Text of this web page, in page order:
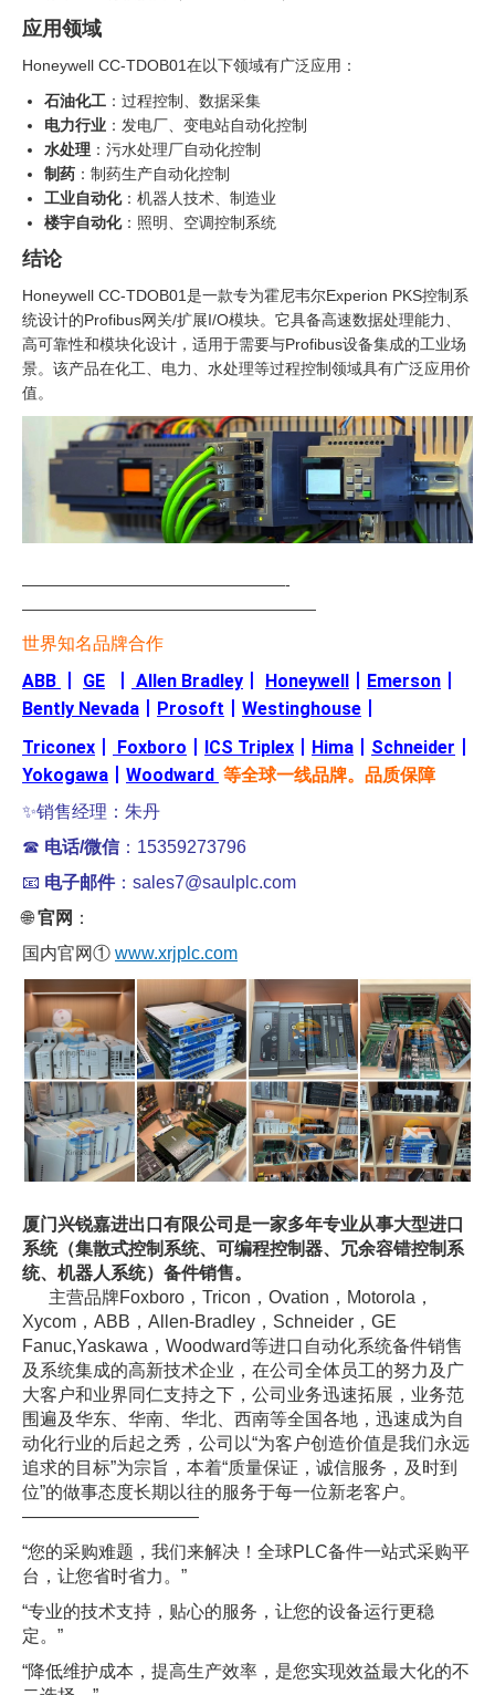
应用领域
Honeywell CC-TDOB01在以下领域有广泛应用：
石油化工 ：过程控制、数据采集
电力行业 ：发电厂、变电站自动化控制
水处理 ：污水处理厂自动化控制
制药 ：制药生产自动化控制
工业自动化：机器人技术、制造业
楼宇自动化：照明、空调控制系统
结论
Honeywell CC-TDOB01是一款专为霍尼韦尔Experion PKS控制系
统设计的Profibus网关/扩展I/O模块。它具备高速数据处理能力、
高可靠性和模块化设计，适用于需要与Profibus设备集成的工业场
景。该产品在化工、电力、水处理等过程控制领域具有广泛应用价
值。
—————————————————-
———————————————————
世界知名品牌合作
ABB GE Allen Bradley Honeywell Emerson
Bently Nevada
Prosoft Westinghouse
Triconex
Foxboro ICS Triplex Hima Schneider
Yokogawa
Woodward 等全球一线品牌。品质保障
✨销售经理：朱丹
☎ 电话/微信：15359273796
📧 电子邮件：sales7@saulplc.com
🌐官网 ：
国内官网① www.xrjplc.com
厦门兴锐嘉进出口有限公司是一家多年专业从事大型进口
系统（集散式控制系统、可编程控制器、冗余容错控制系
统、机器人系统）备件销售。
主营品牌Foxboro，Tricon，Ovation，Motorola，
Xycom，ABB，Allen-Bradley，Schneider，GE
Fanuc,Yaskawa，Woodward等进口自动化系统备件销售
及系统集成的高新技术企业，在公司全体员工的努力及广
大客户和业界同仁支持之下，公司业务迅速拓展，业务范
围遍及华东、华南、华北、西南等全国各地，迅速成为自
动化行业的后起之秀，公司以“为客户创造价值是我们永远
追求的目标”为宗旨，本着“质量保证，诚信服务，及时到
位”的做事态度长期以往的服务于每一位新老客户。
——————————
“您的采购难题，我们来解决！全球PLC备件一站式采购平
台，让您省时省力。”
“专业的技术支持，贴心的服务，让您的设备运行更稳
定。”
“降低维护成本，提高生产效率，是您实现效益最大化的不